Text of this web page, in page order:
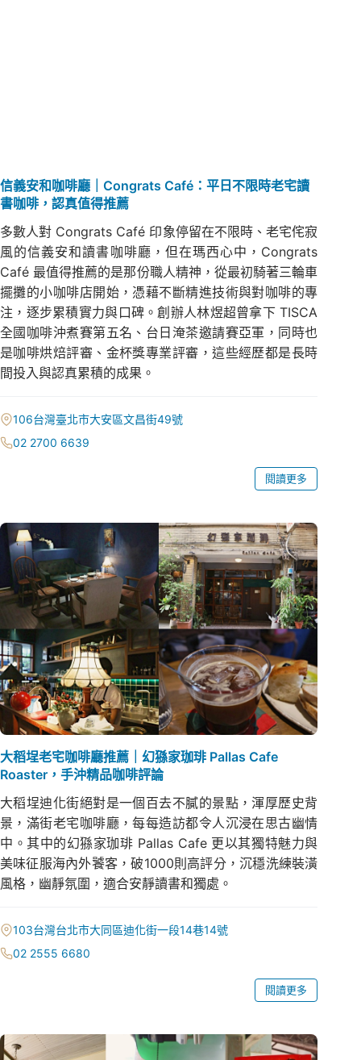
信義安和咖啡廳｜Congrats Café：平日不限時老宅讀
書咖啡，認真值得推薦
多數人對 Congrats Café 印象停留在不限時、老宅侘寂
風的信義安和讀書咖啡廳，但在瑪西心中，Congrats
Café 最值得推薦的是那份職人精神，從最初騎著三輪車
擺攤的小咖啡店開始，憑藉不斷精進技術與對咖啡的專
注，逐步累積實力與口碑。創辦人林煜超曾拿下 TISCA
全國咖啡沖煮賽第五名、台日淹茶邀請賽亞軍，同時也
是咖啡烘焙評審、金杯獎專業評審，這些經歷都是長時
間投入與認真累積的成果。
106台灣臺北市大安區文昌街49號
02 2700 6639
閱讀更多
大稻埕老宅咖啡廳推薦｜幻猻家珈琲 Pallas Cafe
Roaster，手沖精品咖啡評論
大稻埕迪化街絕對是一個百去不膩的景點，渾厚歷史背
景，滿街老宅咖啡廳，每每造訪都令人沉浸在思古幽情
中。其中的幻猻家珈琲 Pallas Cafe 更以其獨特魅力與
美味征服海內外饕客，破1000則高評分，沉穩洗練裝潢
風格，幽靜氛圍，適合安靜讀書和獨處。
103台灣台北市大同區迪化街一段14巷14號
02 2555 6680
閱讀更多